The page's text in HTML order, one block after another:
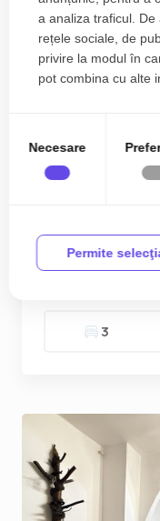
utilat | Sagului |
3
a analiza traficul.
rețele sociale, de
privire la modul în
pot combina cu alte
Necesare
Permite